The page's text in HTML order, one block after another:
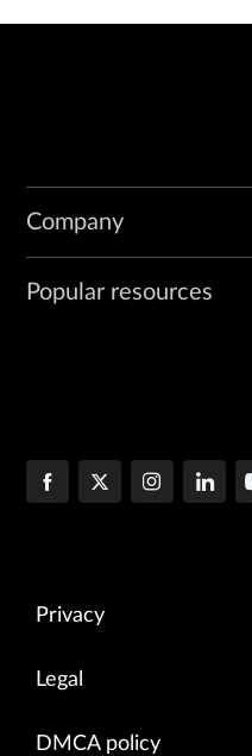
Company
Popular resources
Privacy
Legal
DMCA policy